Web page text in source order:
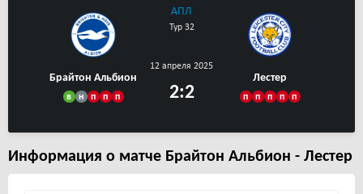
Брайтон Альбион
в н п п п
АПЛ
Тур 32
12 апреля 2025
2:2
Лестер
п п п п п
Информация о матче Брайтон Альбион - Лестер